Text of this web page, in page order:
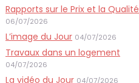
Rapports sur le Prix et la
06/07/2026
L’image du Jour 04/07/2026
Travaux dans un logement
04/07/2026
La vidéo du Jour 04/07/2026